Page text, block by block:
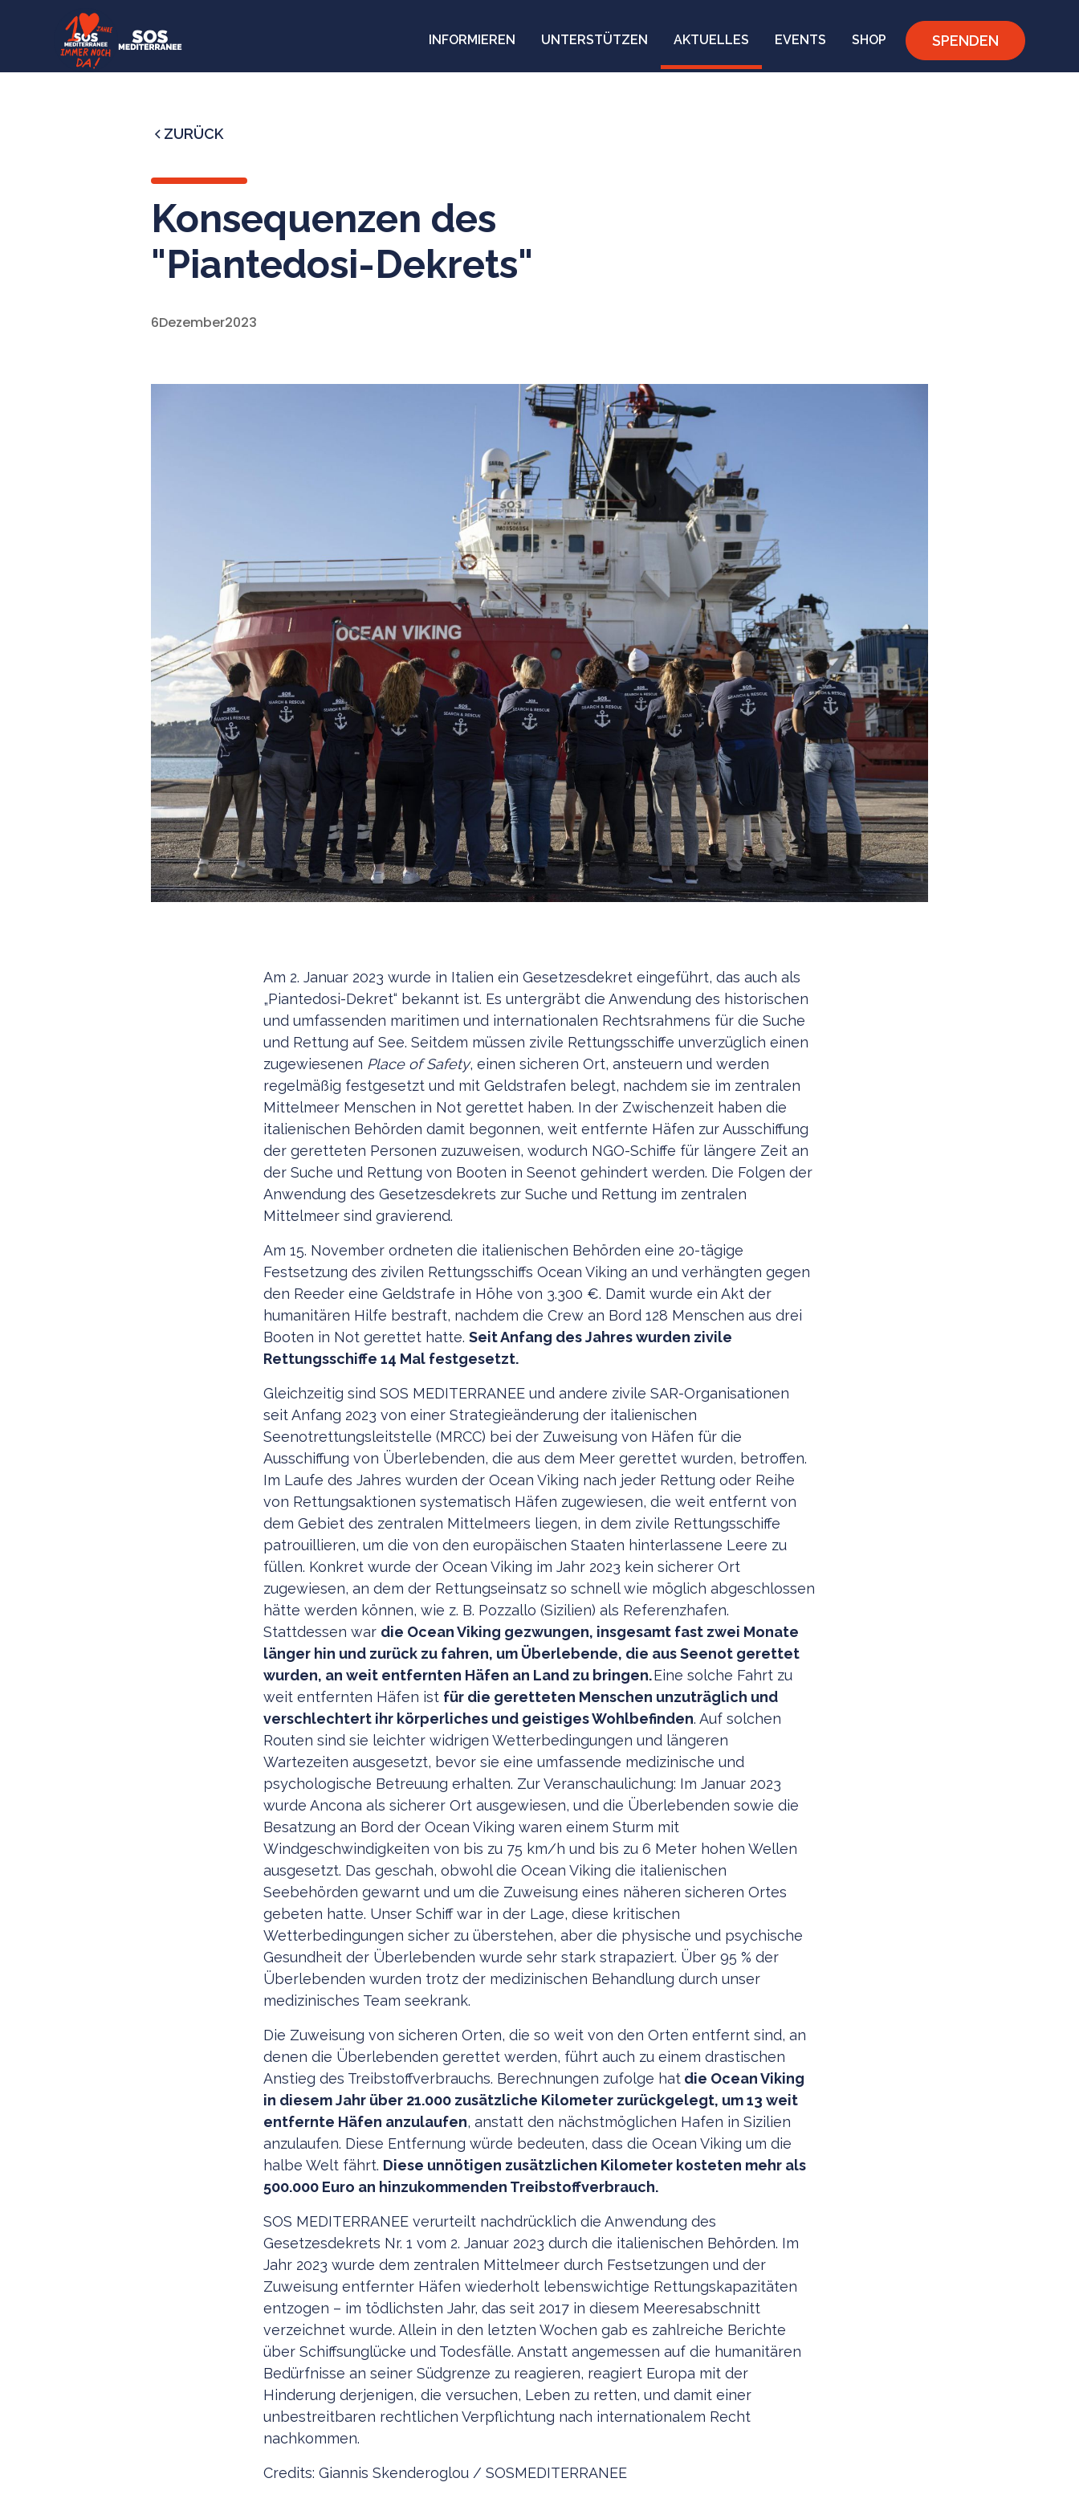
INFORMIEREN UNTERSTÜTZEN AKTUELLES EVENTS SHOP SPENDEN
ZURÜCK
Konsequenzen des
"Piantedosi-Dekrets"
6Dezember2023
Am 2. Januar 2023 wurde in Italien ein Gesetzesdekret eingeführt, das auch als
„Piantedosi-Dekret“ bekannt ist. Es untergräbt die Anwendung des historischen
und umfassenden maritimen und internationalen Rechtsrahmens für die Suche
und Rettung auf See. Seitdem müssen zivile Rettungsschiffe unverzüglich einen
zugewiesenen Place of Safety, einen sicheren Ort, ansteuern und werden
regelmäßig festgesetzt und mit Geldstrafen belegt, nachdem sie im zentralen
Mittelmeer Menschen in Not gerettet haben. In der Zwischenzeit haben die
italienischen Behörden damit begonnen, weit entfernte Häfen zur Ausschiffung
der geretteten Personen zuzuweisen, wodurch NGO-Schiffe für längere Zeit an
der Suche und Rettung von Booten in Seenot gehindert werden. Die Folgen der
Anwendung des Gesetzesdekrets zur Suche und Rettung im zentralen
Mittelmeer sind gravierend.
Am 15. November ordneten die italienischen Behörden eine 20-tägige
Festsetzung des zivilen Rettungsschiffs Ocean Viking an und verhängten gegen
den Reeder eine Geldstrafe in Höhe von 3.300 €. Damit wurde ein Akt der
humanitären Hilfe bestraft, nachdem die Crew an Bord 128 Menschen aus drei
Booten in Not gerettet hatte. Seit Anfang des Jahres wurden zivile
Rettungsschiffe 14 Mal festgesetzt.
Gleichzeitig sind SOS MEDITERRANEE und andere zivile SAR-Organisationen
seit Anfang 2023 von einer Strategieänderung der italienischen
Seenotrettungsleitstelle (MRCC) bei der Zuweisung von Häfen für die
Ausschiffung von Überlebenden, die aus dem Meer gerettet wurden, betroffen.
Im Laufe des Jahres wurden der Ocean Viking nach jeder Rettung oder Reihe
von Rettungsaktionen systematisch Häfen zugewiesen, die weit entfernt von
dem Gebiet des zentralen Mittelmeers liegen, in dem zivile Rettungsschiffe
patrouillieren, um die von den europäischen Staaten hinterlassene Leere zu
füllen. Konkret wurde der Ocean Viking im Jahr 2023 kein sicherer Ort
zugewiesen, an dem der Rettungseinsatz so schnell wie möglich abgeschlossen
hätte werden können, wie z. B. Pozzallo (Sizilien) als Referenzhafen.
Stattdessen war die Ocean Viking gezwungen, insgesamt fast zwei Monate
länger hin und zurück zu fahren, um Überlebende, die aus Seenot gerettet
wurden, an weit entfernten Häfen an Land zu bringen.Eine solche Fahrt zu
weit entfernten Häfen ist für die geretteten Menschen unzuträglich und
verschlechtert ihr körperliches und geistiges Wohlbefinden. Auf solchen
Routen sind sie leichter widrigen Wetterbedingungen und längeren
Wartezeiten ausgesetzt, bevor sie eine umfassende medizinische und
psychologische Betreuung erhalten. Zur Veranschaulichung: Im Januar 2023
wurde Ancona als sicherer Ort ausgewiesen, und die Überlebenden sowie die
Besatzung an Bord der Ocean Viking waren einem Sturm mit
Windgeschwindigkeiten von bis zu 75 km/h und bis zu 6 Meter hohen Wellen
ausgesetzt. Das geschah, obwohl die Ocean Viking die italienischen
Seebehörden gewarnt und um die Zuweisung eines näheren sicheren Ortes
gebeten hatte. Unser Schiff war in der Lage, diese kritischen
Wetterbedingungen sicher zu überstehen, aber die physische und psychische
Gesundheit der Überlebenden wurde sehr stark strapaziert. Über 95 % der
Überlebenden wurden trotz der medizinischen Behandlung durch unser
medizinisches Team seekrank.
Die Zuweisung von sicheren Orten, die so weit von den Orten entfernt sind, an
denen die Überlebenden gerettet werden, führt auch zu einem drastischen
Anstieg des Treibstoffverbrauchs. Berechnungen zufolge hat die Ocean Viking
in diesem Jahr über 21.000 zusätzliche Kilometer zurückgelegt, um 13 weit
entfernte Häfen anzulaufen, anstatt den nächstmöglichen Hafen in Sizilien
anzulaufen. Diese Entfernung würde bedeuten, dass die Ocean Viking um die
halbe Welt fährt. Diese unnötigen zusätzlichen Kilometer kosteten mehr als
500.000 Euro an hinzukommenden Treibstoffverbrauch.
SOS MEDITERRANEE verurteilt nachdrücklich die Anwendung des
Gesetzesdekrets Nr. 1 vom 2. Januar 2023 durch die italienischen Behörden. Im
Jahr 2023 wurde dem zentralen Mittelmeer durch Festsetzungen und der
Zuweisung entfernter Häfen wiederholt lebenswichtige Rettungskapazitäten
entzogen – im tödlichsten Jahr, das seit 2017 in diesem Meeresabschnitt
verzeichnet wurde. Allein in den letzten Wochen gab es zahlreiche Berichte
über Schiffsunglücke und Todesfälle. Anstatt angemessen auf die humanitären
Bedürfnisse an seiner Südgrenze zu reagieren, reagiert Europa mit der
Hinderung derjenigen, die versuchen, Leben zu retten, und damit einer
unbestreitbaren rechtlichen Verpflichtung nach internationalem Recht
nachkommen.
Credits: Giannis Skenderoglou / SOSMEDITERRANEE